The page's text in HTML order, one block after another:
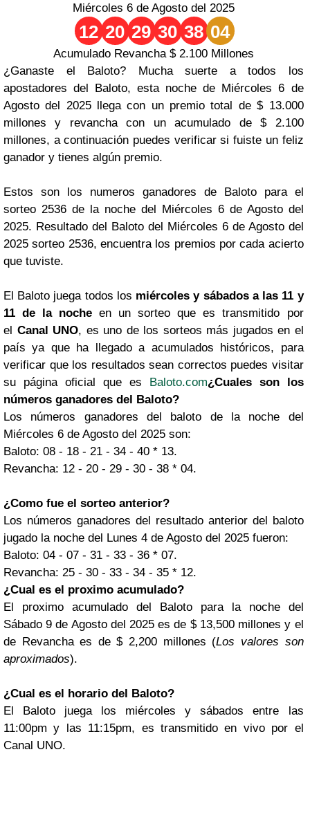
Miércoles 6 de Agosto del 2025
12 20 29 30 38 04
Acumulado Revancha $ 2.100 Millones
¿Ganaste el Baloto? Mucha suerte a todos los
apostadores del Baloto, esta noche de Miércoles 6 de
Agosto del 2025 llega con un premio total de $ 13.000
millones y revancha con un acumulado de $ 2.100
millones, a continuación puedes verificar si fuiste un feliz
ganador y tienes algún premio.
Estos son los numeros ganadores de Baloto para el
sorteo 2536 de la noche del Miércoles 6 de Agosto del
2025. Resultado del Baloto del Miércoles 6 de Agosto del
2025 sorteo 2536, encuentra los premios por cada acierto
que tuviste.
El Baloto juega todos los miércoles y sábados a las 11 y
11 de la noche en un sorteo que es transmitido por
el Canal UNO, es uno de los sorteos más jugados en el
país ya que ha llegado a acumulados históricos, para
verificar que los resultados sean correctos puedes visitar
su página oficial que es Baloto.com¿Cuales son los
números ganadores del Baloto?
Los números ganadores del baloto de la noche del
Miércoles 6 de Agosto del 2025 son:
Baloto: 08 - 18 - 21 - 34 - 40 * 13.
Revancha: 12 - 20 - 29 - 30 - 38 * 04.
¿Como fue el sorteo anterior?
Los números ganadores del resultado anterior del baloto
jugado la noche del Lunes 4 de Agosto del 2025 fueron:
Baloto: 04 - 07 - 31 - 33 - 36 * 07.
Revancha: 25 - 30 - 33 - 34 - 35 * 12.
¿Cual es el proximo acumulado?
El proximo acumulado del Baloto para la noche del
Sábado 9 de Agosto del 2025 es de $ 13,500 millones y el
de Revancha es de $ 2,200 millones (Los valores son
aproximados).
¿Cual es el horario del Baloto?
El Baloto juega los miércoles y sábados entre las
11:00pm y las 11:15pm, es transmitido en vivo por el
Canal UNO.